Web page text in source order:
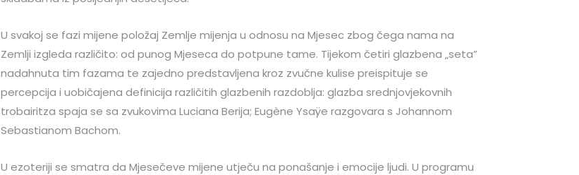
U svakoj se fazi mijene položaj Zemlje mijenja u odnosu na Mjesec zbog čega nama na
Zemlji izgleda različito: od punog Mjeseca do potpune tame. Tijekom četiri glazbena „seta”
nadahnuta tim fazama te zajedno predstavljena kroz zvučne kulise preispituje se
percepcija i uobičajena definicija različitih glazbenih razdoblja: glazba srednjovjekovnih
trobairitza spaja se sa zvukovima Luciana Berija; Eugène Ysaÿe razgovara s Johannom
Sebastianom Bachom.
U ezoteriji se smatra da Mjesečeve mijene utječu na ponašanje i emocije ljudi. U programu